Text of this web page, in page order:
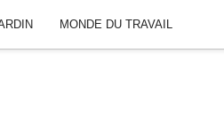
MONDE DU TRAVAIL